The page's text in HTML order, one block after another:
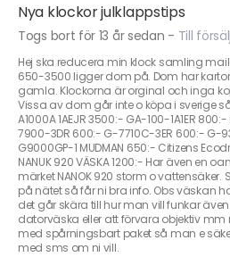
Nya klockor julklappstips
Togs bort för 13 år sedan - Till
Hej ska reducera min klock samling
650-3500 ligger dom på. Dom har
gamla. Klockorna är orginal och inga
Vissa av dom går inte o köpa i sverige
A1000A 1AEJR 3500:- GA-100-1A1ER
7900-3DR 600:- G-7710C-3ER 600:- G-
G9000GP-1 MUDMAN 650:- Citizens
NANUK 920 VÄSKA 1200:- Har även en
märket NANOK 920 storm o
på nätet så får ni bra info. Obs väskan
det går skära till hur man vill funkar
datorväska eller att förvara objektiv mm
med spårningsbart paket så man e
med sms om ni vill.